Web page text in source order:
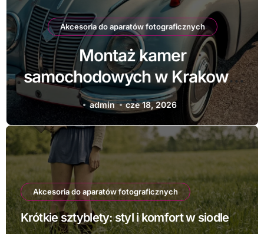
Akcesoria do aparatów fotograficznych
Montaż kamer
samochodowych w Krakowie
— jak zabezpieczyć
samochód
admin cze 18, 2026
Akcesoria do aparatów fotograficznych
Krótkie sztyblety: styl i komfort w siodle